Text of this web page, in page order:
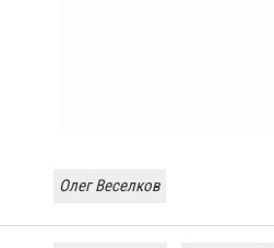
Олег Веселков